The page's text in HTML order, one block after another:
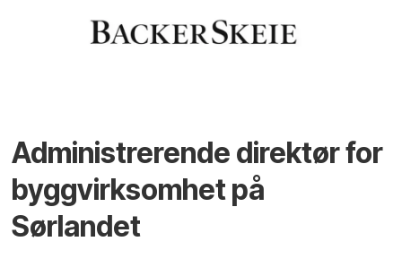
Administrerende direktør for
byggvirksomhet på
Sørlandet